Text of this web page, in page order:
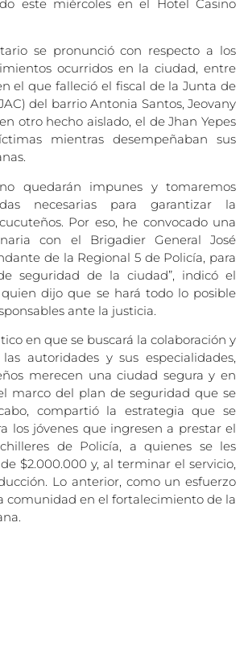
este miércoles en el Hotel Casino
se pronunció con respecto a los
ocurridos en la ciudad, entre
el que falleció el fiscal de la Junta de
del barrio Antonia Santos, Jeovany
otro hecho aislado, el de Jhan Yepes
mientras desempeñaban sus
quedarán impunes y tomaremos
necesarias para garantizar la
Por eso, he convocado una
con el Brigadier General José
de la Regional 5 de Policía, para
seguridad de la ciudad”, indicó el
dijo que se hará todo lo posible
ante la justicia.
en que se buscará la colaboración y
autoridades y sus especialidades,
merecen una ciudad segura y en
marco del plan de seguridad que se
compartió la estrategia que se
los jóvenes que ingresen a prestar el
de Policía, a quienes se les
$2.000.000 y, al terminar el servicio,
Lo anterior, como un esfuerzo
comunidad en el fortalecimiento de la